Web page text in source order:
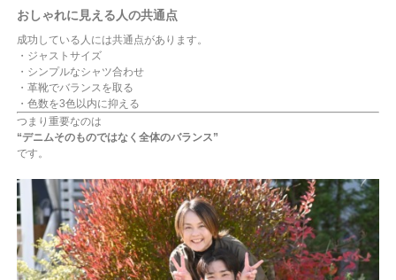
おしゃれに見える人の共通点
成功している人には共通点があります。
・ジャストサイズ
・シンプルなシャツ合わせ
・革靴でバランスを取る
・色数を3色以内に抑える
つまり重要なのは
“デニムそのものではなく全体のバランス”
です。